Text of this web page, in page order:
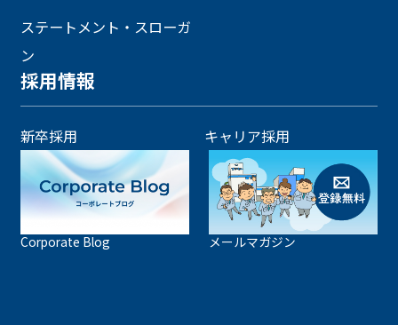
ステートメント・スローガ
ン
採用情報
新卒採用 キャリア採用
Corporate Blog メールマガジン